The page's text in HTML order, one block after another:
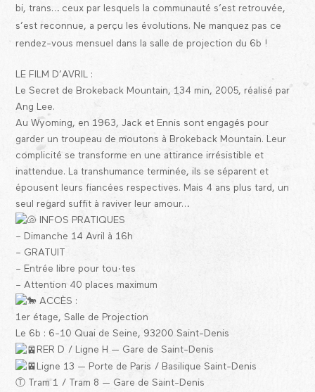
bi, trans… ceux par lesquels la communauté s’est retrouvée,
s’est reconnue, a perçu les évolutions. Ne manquez pas ce
rendez-vous mensuel dans la salle de projection du 6b !
LE FILM D’AVRIL :
Le Secret de Brokeback Mountain, 134 min, 2005, réalisé par
Ang Lee.
Au Wyoming, en 1963, Jack et Ennis sont engagés pour
garder un troupeau de moutons à Brokeback Mountain. Leur
complicité se transforme en une attirance irrésistible et
inattendue. La transhumance terminée, ils se séparent et
épousent leurs fiancées respectives. Mais 4 ans plus tard, un
seul regard suffit à raviver leur amour…
INFOS PRATIQUES
– Dimanche 14 Avril à 16h
– GRATUIT
– Entrée libre pour tou·tes
– Attention 40 places maximum
ACCÈS :
1er étage, Salle de Projection
Le 6b : 6-10 Quai de Seine, 93200 Saint-Denis
RER D / Ligne H — Gare de Saint-Denis
Ligne 13 — Porte de Paris / Basilique Saint-Denis
Ⓣ Tram 1 / Tram 8 — Gare de Saint-Denis